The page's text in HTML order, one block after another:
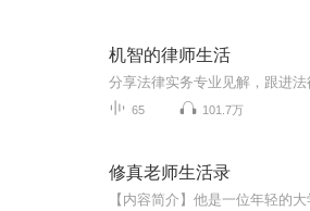
机智的律师生活
65 101.7万
修真老师生活录